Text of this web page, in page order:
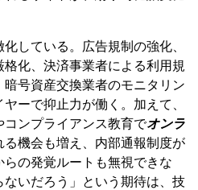
している。広告規制の強化、
化、決済事業者による利用規
号資産交換業者のモニタリン
ーで抑止力が働く。加えて、
ンプライアンス教育でオンラ
機会も増え、内部通報制度が
の発覚ルートも無視できな
いだろう」という期待は、技